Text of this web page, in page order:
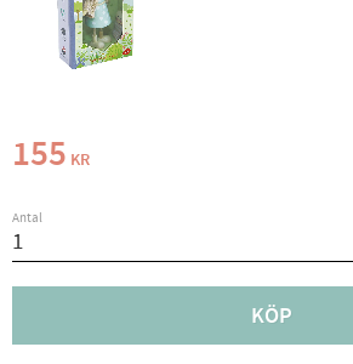
155 KR
Antal
KÖP